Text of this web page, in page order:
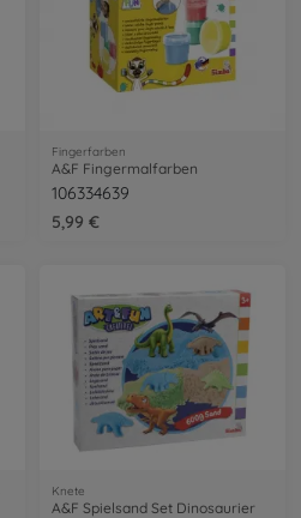
Fingerfarben
A&F Fingermalfarben
106334639
5,99 €
Knete
A&F Spielsand Set Dinosaurier